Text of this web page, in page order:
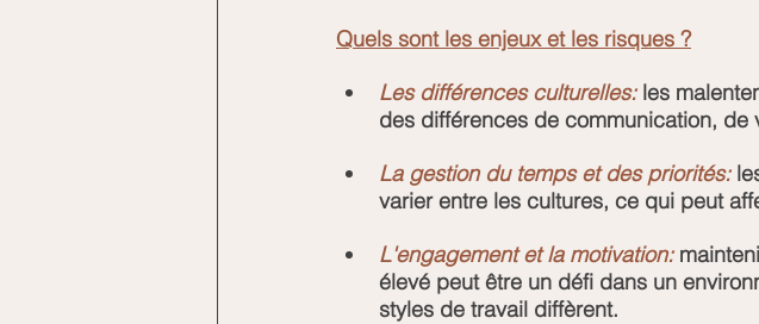
Quels sont les enjeux et les risques ?
Les différences culturelles: les
des différences de communication, de
La gestion du temps et des priorités:
varier entre les cultures, ce qui peut
L'engagement et la motivation:
élevé peut être un défi dans un
styles de travail diffèrent.